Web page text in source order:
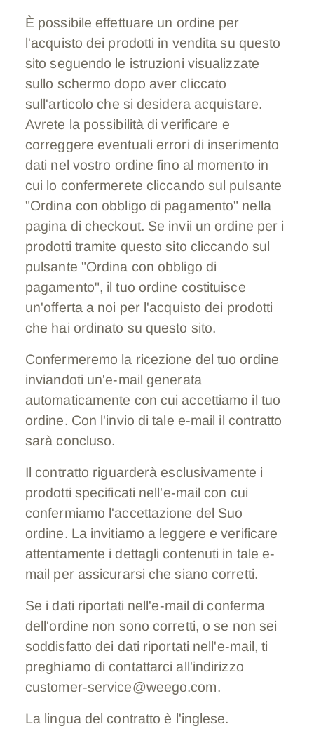
È possibile effettuare un ordine per
l'acquisto dei prodotti in vendita su questo
sito seguendo le istruzioni visualizzate
sullo schermo dopo aver cliccato
sull'articolo che si desidera acquistare.
Avrete la possibilità di verificare e
correggere eventuali errori di inserimento
dati nel vostro ordine fino al momento in
cui lo confermerete cliccando sul pulsante
"Ordina con obbligo di pagamento" nella
pagina di checkout. Se invii un ordine per i
prodotti tramite questo sito cliccando sul
pulsante "Ordina con obbligo di
pagamento", il tuo ordine costituisce
un'offerta a noi per l'acquisto dei prodotti
che hai ordinato su questo sito.
Confermeremo la ricezione del tuo ordine
inviandoti un'e-mail generata
automaticamente con cui accettiamo il tuo
ordine. Con l'invio di tale e-mail il contratto
sarà concluso.
Il contratto riguarderà esclusivamente i
prodotti specificati nell'e-mail con cui
confermiamo l'accettazione del Suo
ordine. La invitiamo a leggere e verificare
attentamente i dettagli contenuti in tale e-
mail per assicurarsi che siano corretti.
Se i dati riportati nell'e-mail di conferma
dell'ordine non sono corretti, o se non sei
soddisfatto dei dati riportati nell'e-mail, ti
preghiamo di contattarci all'indirizzo
customer-service@weego.com.
La lingua del contratto è l'inglese.